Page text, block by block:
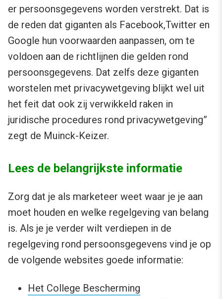
er persoonsgegevens worden verstrekt. Dat is
de reden dat giganten als Facebook,Twitter en
Google hun voorwaarden aanpassen, om te
voldoen aan de richtlijnen die gelden rond
persoonsgegevens. Dat zelfs deze giganten
worstelen met privacywetgeving blijkt wel uit
het feit dat ook zij verwikkeld raken in
juridische procedures rond privacywetgeving”
zegt de Muinck-Keizer.
Lees de belangrijkste informatie
Zorg dat je als marketeer weet waar je je aan
moet houden en welke regelgeving van belang
is. Als je je verder wilt verdiepen in de
regelgeving rond persoonsgegevens vind je op
de volgende websites goede informatie:
Het College Bescherming